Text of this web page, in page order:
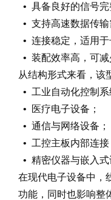
• 具备良好的信号完
• 支持高速数据传输
• 连接稳定，适用于
• 装配效率高，可减
从结构形式来看，该
• 工业自动化控制系
• 医疗电子设备；
• 通信与网络设备；
• 工控主板内部连接
• 精密仪器与嵌入式
在现代电子设备中，
功能，同时也影响整